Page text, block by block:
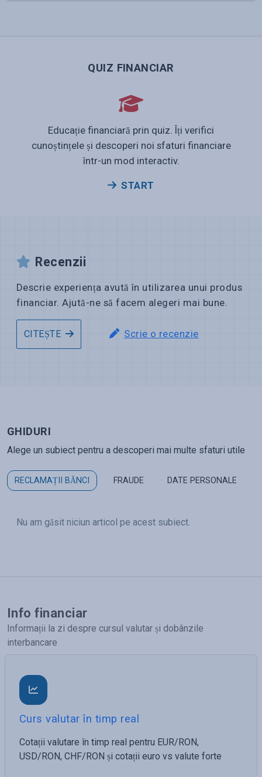
QUIZ FINANCIAR
Educație financiară prin quiz. Îți verifici
cunoștințele și descoperi noi sfaturi financiare
într-un mod interactiv.
START
Recenzii
Descrie experiența avută în utilizarea unui produs
financiar. Ajută-ne să facem alegeri mai bune.
CITEȘTE Scrie o recenzie
GHIDURI
Alege un subiect pentru a descoperi mai multe sfaturi utile
RECLAMAȚII BĂNCI FRAUDE DATE PERSONALE
Nu am găsit niciun articol pe acest subiect.
Info financiar
Informații la zi despre cursul valutar și dobânzile
interbancare
Curs valutar în timp real
Cotații valutare în timp real pentru EUR/RON,
USD/RON, CHF/RON și cotații euro vs valute forte